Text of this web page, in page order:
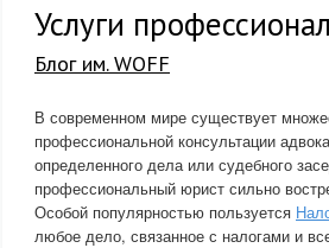
Услуги
Блог им. WOFF
В современном мире существует
профессиональной консультации
определенного дела или судебного
профессиональный юрист сильно
Особой популярностью пользуется
любое дело, связанное с налогами и